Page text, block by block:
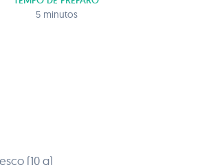
5 minutos
(10 g)